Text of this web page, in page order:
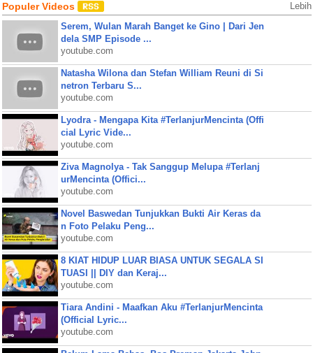
Populer Videos Lebih
Serem, Wulan Marah Banget ke Gino | Dari Jen
dela SMP Episode ...
youtube.com
Natasha Wilona dan Stefan William Reuni di Si
netron Terbaru S...
youtube.com
Lyodra - Mengapa Kita #TerlanjurMencinta (Offi
cial Lyric Vide...
youtube.com
Ziva Magnolya - Tak Sanggup Melupa #Terlanj
urMencinta (Offici...
youtube.com
Novel Baswedan Tunjukkan Bukti Air Keras da
n Foto Pelaku Peng...
youtube.com
8 KIAT HIDUP LUAR BIASA UNTUK SEGALA SI
TUASI || DIY dan Keraj...
youtube.com
Tiara Andini - Maafkan Aku #TerlanjurMencinta
(Official Lyric...
youtube.com